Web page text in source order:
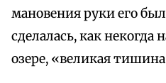
мановения руки его
сделалась, как некогда
озере, «великая